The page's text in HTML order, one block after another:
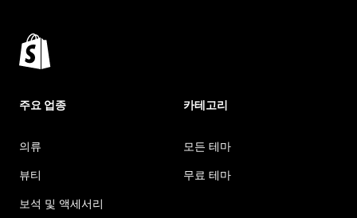
주요 업종
의류
뷰티
보석 및 액세서리
카테고리
모든 테마
무료 테마